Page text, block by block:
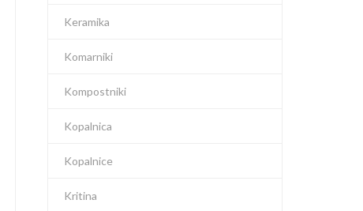
Keramika
Komarniki
Kompostniki
Kopalnica
Kopalnice
Kritina